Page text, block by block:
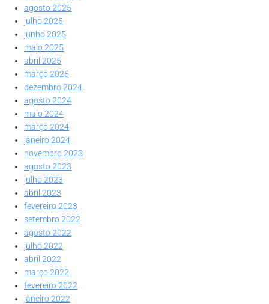
agosto 2025
julho 2025
junho 2025
maio 2025
abril 2025
março 2025
dezembro 2024
agosto 2024
maio 2024
março 2024
janeiro 2024
novembro 2023
agosto 2023
julho 2023
abril 2023
fevereiro 2023
setembro 2022
agosto 2022
julho 2022
abril 2022
março 2022
fevereiro 2022
janeiro 2022